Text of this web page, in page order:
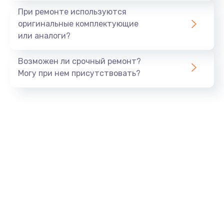
1530 руб.
Замена шлейфа матрицы
При ремонте используются
оригинальные комплектующие
или аналоги?
Возможен ли срочный ремонт?
Могу при нем присутствовать?